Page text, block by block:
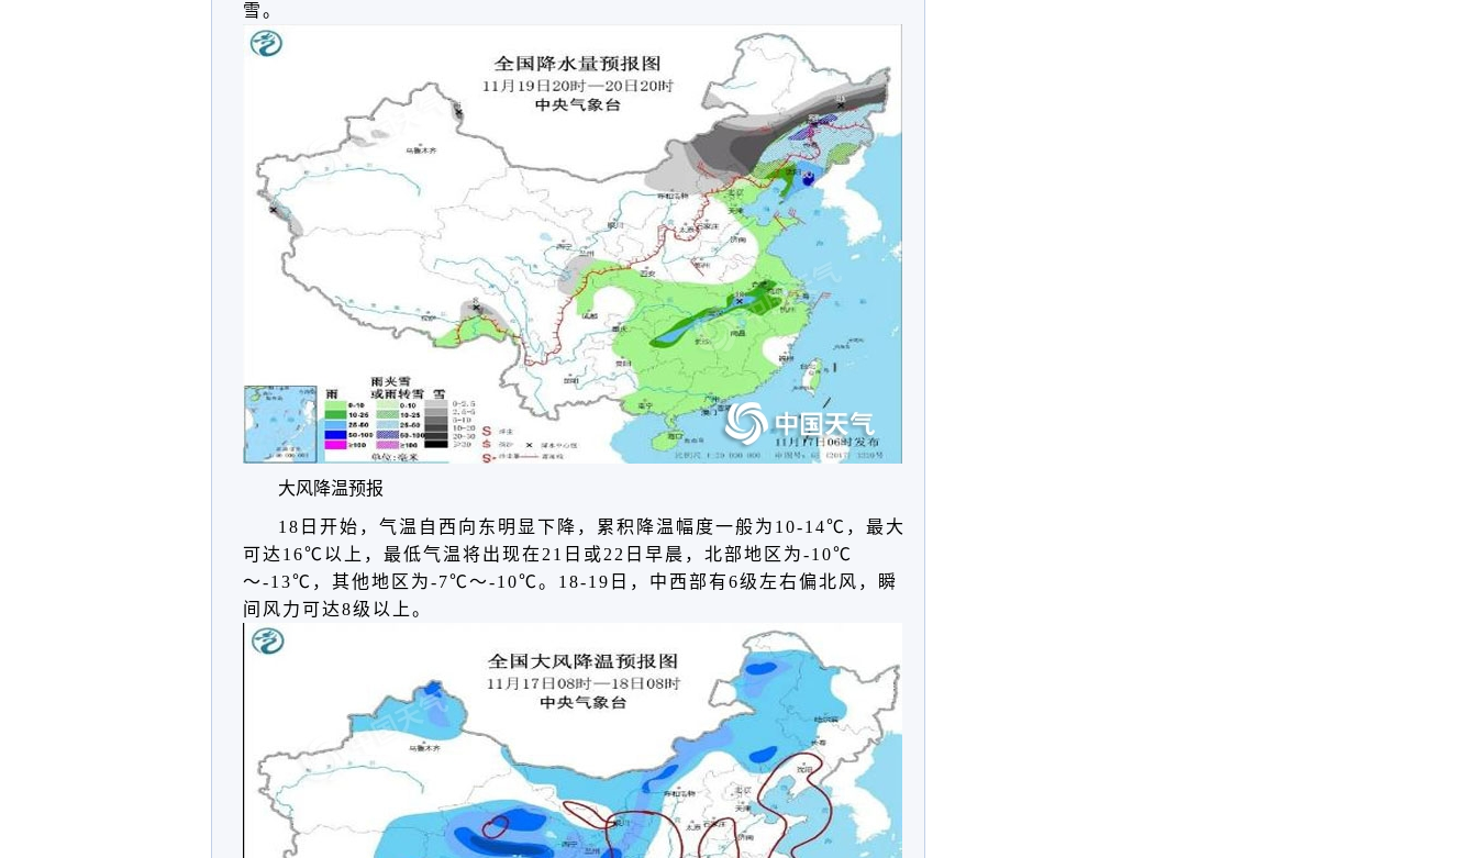
雪。
大风降温预报
18日开始，气温自西向东明显下降， 累积降温幅度一般为 10-14℃，最大
可达16℃以上， 最低气温将出现在21日或22日早晨， 北部地区为-10℃
～-13℃，其他地区为-7℃～-10℃。 18-19日，中西部有6级 左右偏北风，瞬
间风力可达8级以 上。